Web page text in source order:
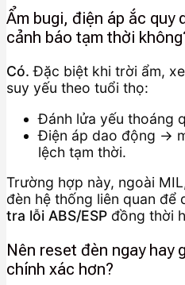
Ẩm bugi, điện áp ắc quy
cảnh báo tạm thời
Có. Đặc biệt khi trời ẩm,
suy yếu theo tuổi thọ:
Đánh lửa yếu thoáng
Điện áp dao động →
lệch tạm thời.
Trường hợp này, ngoài
đèn hệ thống liên quan để
tra lỗi ABS/ESP đồng thời
Nên reset đèn ngay hay
chính xác hơn?